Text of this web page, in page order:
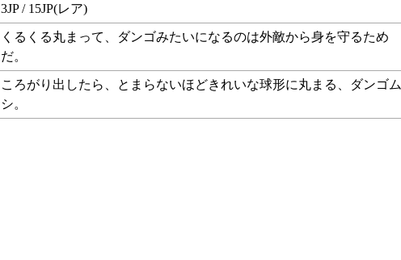
3JP / 15JP(レア)
くるくる丸まって、ダンゴみたいになるのは外敵から身を守るため
だ。
ころがり出したら、とまらないほどきれいな球形に丸まる、ダンゴム
シ。